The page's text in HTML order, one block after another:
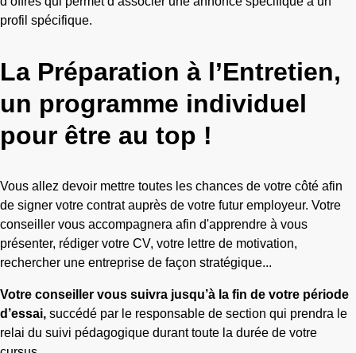
profil spécifique.
La Préparation à l’Entretien,
un programme individuel
pour être au top !
Vous allez devoir mettre toutes les chances de votre côté afin
de signer votre contrat auprès de votre futur employeur. Votre
conseiller vous accompagnera afin d'apprendre à vous
présenter, rédiger votre CV, votre lettre de motivation,
rechercher une entreprise de façon stratégique...
Votre conseiller vous suivra jusqu’à la fin de votre période
d’essai, succédé par le responsable de section qui prendra le
relai du suivi pédagogique durant toute la durée de votre